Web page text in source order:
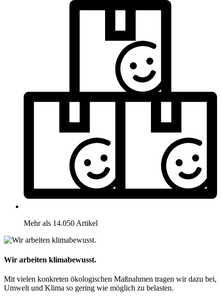
Mehr als 14.050 Artikel
Wir arbeiten klimabewusst.
Mit vielen konkreten ökologischen Maßnahmen tragen wir dazu bei,
Umwelt und Klima so gering wie möglich zu belasten.